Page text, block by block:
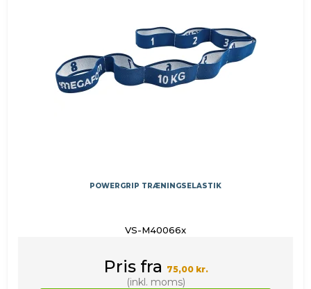
POWERGRIP TRÆNINGSELASTIK
VS-M40066x
Pris fra 75,00 kr.
(inkl. moms)